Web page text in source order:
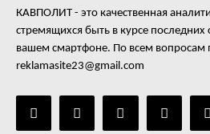
КАВПОЛИТ - это качественная
стремящихся быть в курсе
вашем смартфоне. По всем вопросам
reklamasite23@gmail.com